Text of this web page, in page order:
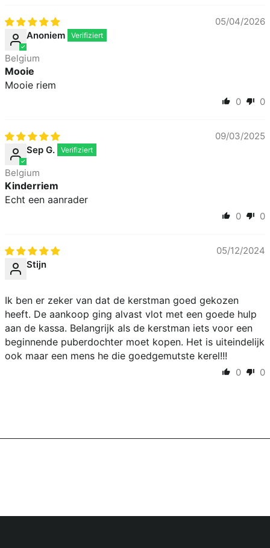
05/04/2026
Anoniem
Belgium
Mooie
Mooie riem
0 0
09/03/2025
Sep G.
Belgium
Kinderriem
Echt een aanrader
0 0
05/12/2024
Stijn
Ik ben er zeker van dat de kerstman goed gekozen
heeft. De aankoop ging alvast vlot met een goede hulp
aan de kassa. Belangrijk als de kerstman iets voor een
beginnende puberdochter moet kopen. Het is uiteindelijk
ook maar een mens he die goedgemutste kerel!!!
0 0